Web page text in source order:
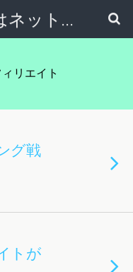
サイドビジネスはネットで稼ぐ～サラリーマンが副業から独立起業する方法～
リエイト
グ戦
トが